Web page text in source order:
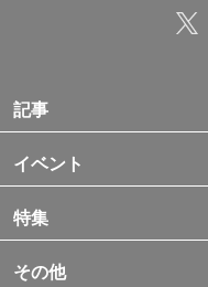
記事
イベント
特集
その他